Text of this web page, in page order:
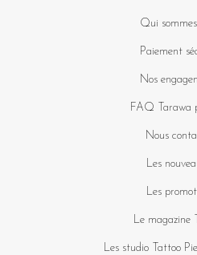
Qui
Paiement
Nos
FAQ Tarawa
Nous
Les
Les
Le magazine
Les studio Tattoo